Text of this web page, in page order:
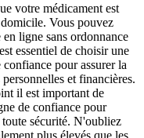
votre médicament est
Vous pouvez
ligne sans ordonnance
essentiel de choisir une
pour assurer la
et financières.
il est important de
de confiance pour
toute sécurité. N'oubliez
plus élevés que les